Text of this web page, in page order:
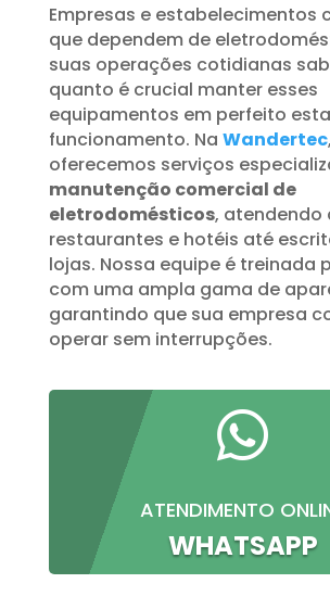
Empresas e estabelecimentos
que dependem de
suas operações cotidianas
quanto é crucial manter esses
equipamentos em perfeito
funcionamento. Na Wandertec,
oferecemos serviços
manutenção comercial de
eletrodomésticos, atendendo
restaurantes e hotéis até
lojas. Nossa equipe é treinada
com uma ampla gama de
garantindo que sua empresa
operar sem interrupções.

ATENDIMENTO
WHATSAPP